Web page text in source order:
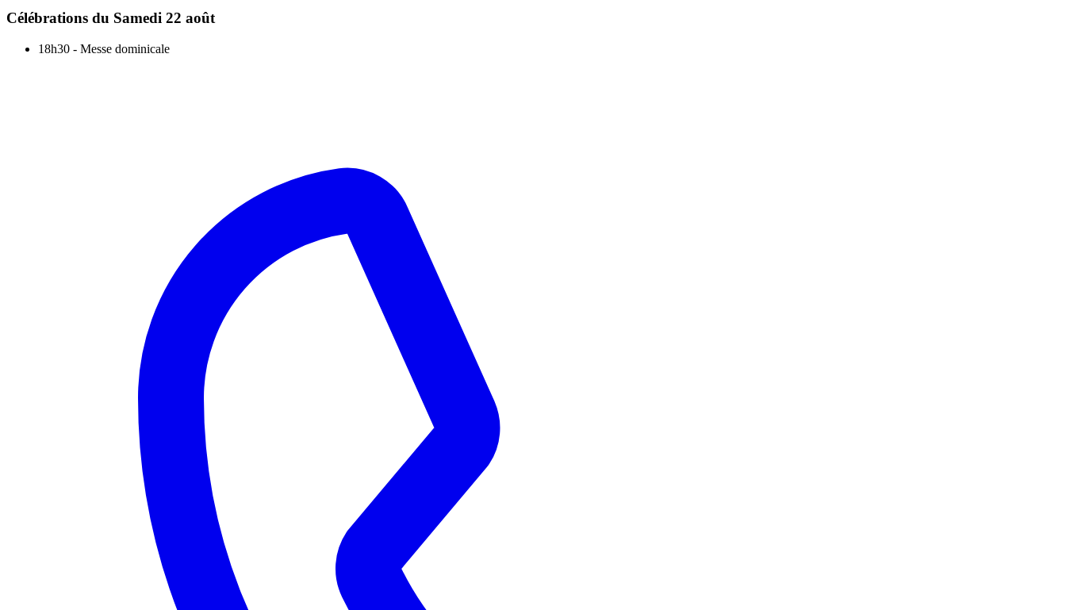
Célébrations du Samedi 22 août
18h30 - Messe dominicale